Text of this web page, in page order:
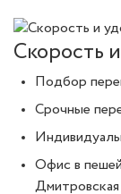
Скорость
Подбор
Срочные
Офис в
Дмитровская